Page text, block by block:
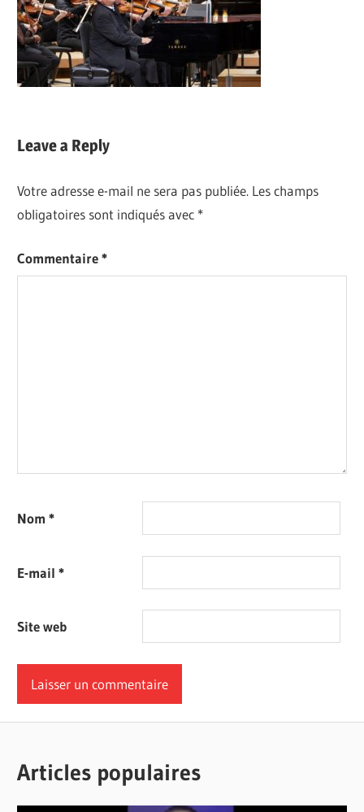
Leave a Reply
Votre adresse e-mail ne sera pas publiée. Les champs
obligatoires sont indiqués avec *
Commentaire*
Nom*
E-mail*
Site web
Articles populaires